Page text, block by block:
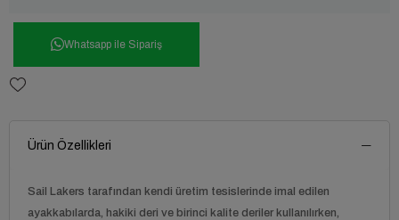
Whatsapp ile Sipariş
Ürün Özellikleri
Sail Lakers tarafından kendi üretim tesislerinde imal edilen
ayakkabılarda, hakiki deri ve birinci kalite deriler kullanılırken,